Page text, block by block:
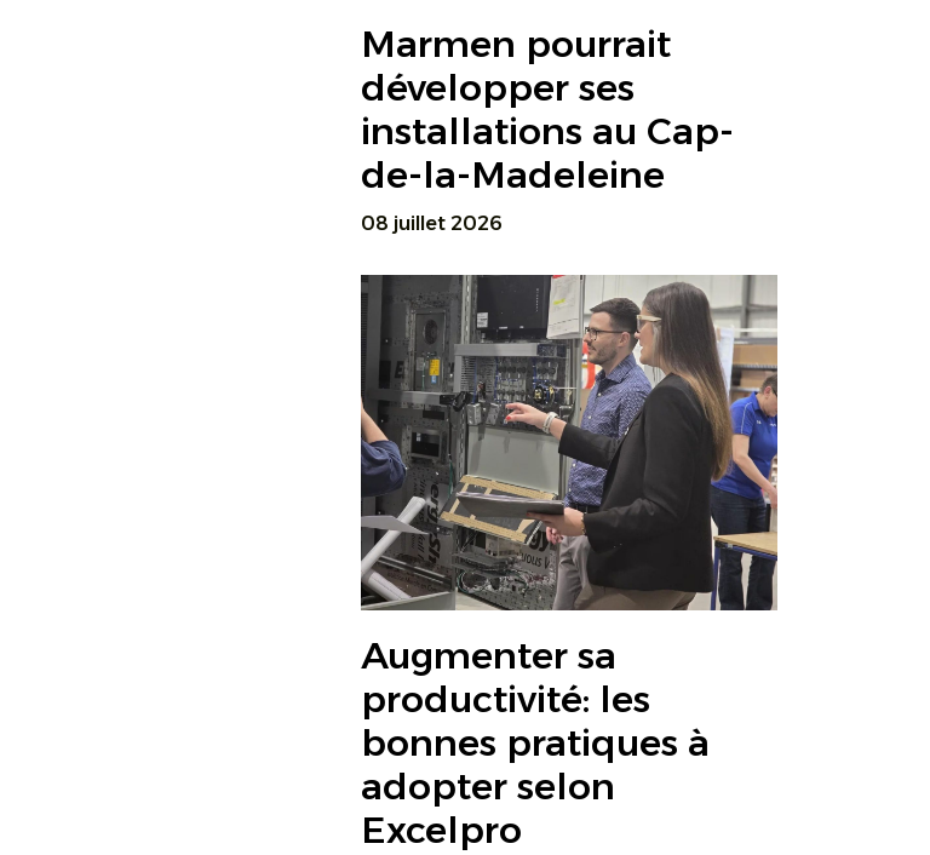
Marmen pourrait
développer ses
installations au Cap-
de-la-Madeleine
08 juillet 2026
Augmenter sa
productivité: les
bonnes pratiques à
adopter selon
Excelpro